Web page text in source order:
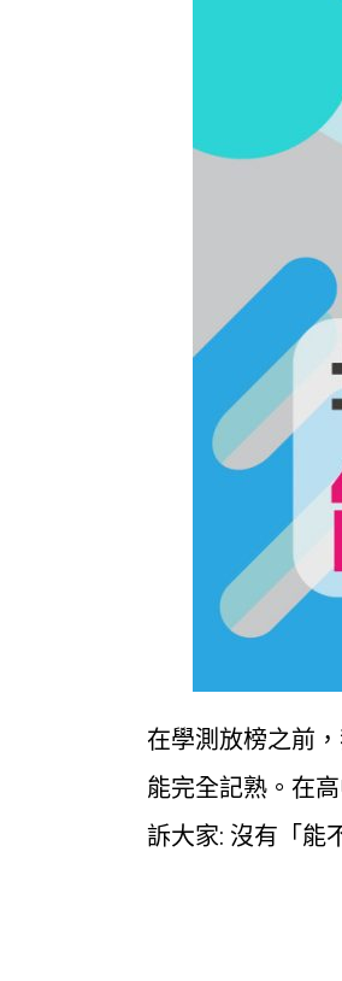
在學測放榜之前
能完全記熟。在
訴大家: 沒有「能